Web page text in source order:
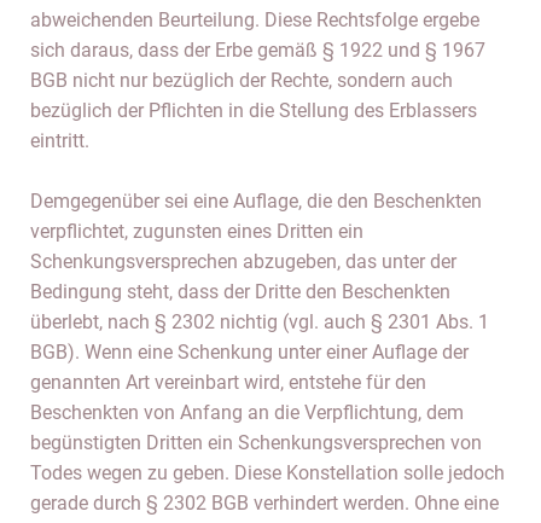
abweichenden Beurteilung. Diese Rechtsfolge ergebe
sich daraus, dass der Erbe gemäß § 1922 und § 1967
BGB nicht nur bezüglich der Rechte, sondern auch
bezüglich der Pflichten in die Stellung des Erblassers
eintritt.
Demgegenüber sei eine Auflage, die den Beschenkten
verpflichtet, zugunsten eines Dritten ein
Schenkungsversprechen abzugeben, das unter der
Bedingung steht, dass der Dritte den Beschenkten
überlebt, nach § 2302 nichtig (vgl. auch § 2301 Abs. 1
BGB). Wenn eine Schenkung unter einer Auflage der
genannten Art vereinbart wird, entstehe für den
Beschenkten von Anfang an die Verpflichtung, dem
begünstigten Dritten ein Schenkungsversprechen von
Todes wegen zu geben. Diese Konstellation solle jedoch
gerade durch § 2302 BGB verhindert werden. Ohne eine